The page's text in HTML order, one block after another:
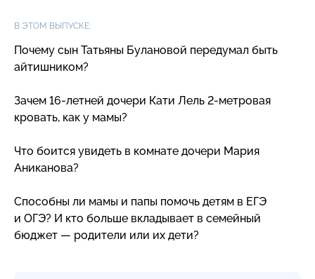
В ЭТОМ ВЫПУСКЕ:
Почему сын Татьяны Булановой передумал быть
айтишником?
Зачем 16-летней дочери Кати Лель 2-метровая
кровать, как у мамы?
Что боится увидеть в комнате дочери Мария
Аниканова?
Способны ли мамы и папы помочь детям в ЕГЭ
и ОГЭ? И кто больше вкладывает в семейный
бюджет — родители или их дети?